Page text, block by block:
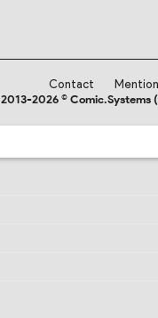
Contact
2013-2026 © Comic.Systems